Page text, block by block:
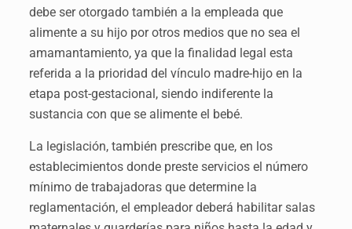
debe ser otorgado también a la empleada que
alimente a su hijo por otros medios que no sea el
amamantamiento, ya que la finalidad legal esta
referida a la prioridad del vínculo madre-hijo en la
etapa post-gestacional, siendo indiferente la
sustancia con que se alimente el bebé.
La legislación, también prescribe que, en los
establecimientos donde preste servicios el número
mínimo de trabajadoras que determine la
reglamentación, el empleador deberá habilitar salas